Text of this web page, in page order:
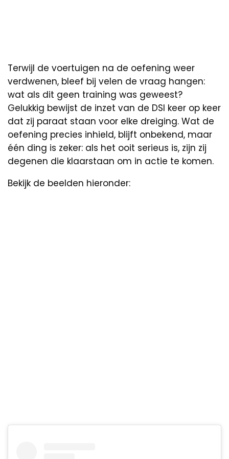
Terwijl de voertuigen na de oefening weer
verdwenen, bleef bij velen de vraag hangen:
wat als dit geen training was geweest?
Gelukkig bewijst de inzet van de DSI keer op keer
dat zij paraat staan voor elke dreiging. Wat de
oefening precies inhield, blijft onbekend, maar
één ding is zeker: als het ooit serieus is, zijn zij
degenen die klaarstaan om in actie te komen.
Bekijk de beelden hieronder: